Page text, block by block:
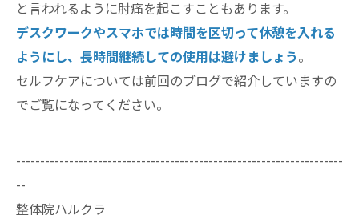
と言われるように肘痛を起こすこともあります。
デスクワークやスマホでは時間を区切って休憩を入れる
ようにし、長時間継続しての使用は避けましょう 。
セルフケアについては前回のブログで紹介していますの
でご覧になってください。
--------------------------------------------------------------------
--
整体院ハルクラ